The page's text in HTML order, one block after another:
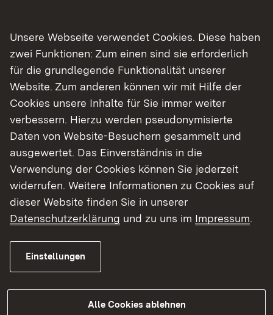
Studiengangsuche schnell den passenden
Studienplatz. Außerdem gibt's eine Schritt-für-
Schritt-Anleitung zu deinem Traum-Studium.
Finde dein Studium in Baden-Württemberg
Unsere Webseite verwendet Cookies. Diese haben
zwei Funktionen: Zum einen sind sie erforderlich
für die grundlegende Funktionalität unserer
Website. Zum anderen können wir mit Hilfe der
Cookies unsere Inhalte für Sie immer weiter
verbessern. Hierzu werden pseudonymisierte
Daten von Website-Besuchern gesammelt und
ausgewertet. Das Einverständnis in die
Verwendung der Cookies können Sie jederzeit
widerrufen. Weitere Informationen zu Cookies auf
dieser Website finden Sie in unserer
Datenschutzerklärung und zu uns im Impressum.
Einstellungen
Alle Cookies ablehnen